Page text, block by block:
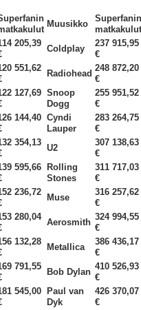
Muusikko
Superfanin
matkakulut
205,39
Coldplay
237 915,95
€
551,62
Radiohead
248 872,20
€
127,69 Snoop
Dogg
255 951,52
€
144,40 Cyndi
Lauper
283 264,75
€
354,13
U2
307 138,63
€
595,66
Rolling
Stones
311 717,03
€
236,72
Muse
316 257,62
€
280,04
Aerosmith
324 994,55
€
132,28
Metallica
386 436,17
€
791,55
Bob Dylan
410 526,93
€
545,00
Paul van
Dyk
426 370,07
€